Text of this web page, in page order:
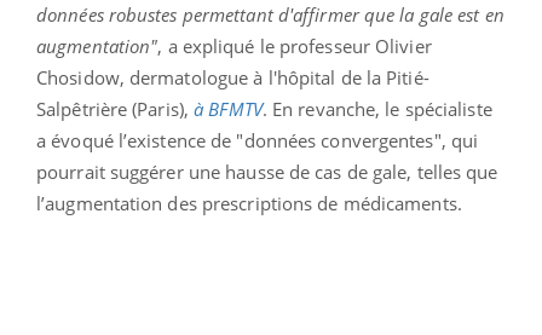
données robustes permettant d'affirmer que la gale est en
augmentation", a expliqué le professeur Olivier
Chosidow, dermatologue à l'hôpital de la Pitié-
Salpêtrière (Paris),à BFMTV. En revanche, le spécialiste
a évoqué l’existence de "données convergentes", qui
pourrait suggérer une hausse de cas de gale, telles que
l’augmentation des prescriptions de médicaments.